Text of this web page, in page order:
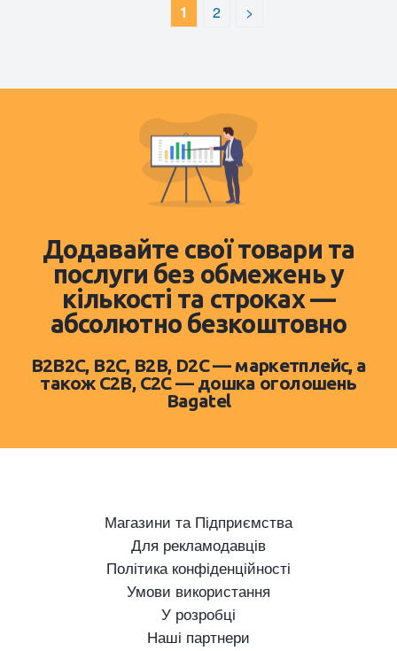
1 2 >
Додавайте свої товари та
послуги без обмежень у
кількості та строках —
абсолютно безкоштовно
B2B2C, B2C, B2B, D2C — маркетплейс, а
також C2B, C2C — дошка оголошень
Bagatel
Магазини та Підприємства
Для рекламодавців
Політика конфіденційності
Умови використання
У розробці
Наші партнери